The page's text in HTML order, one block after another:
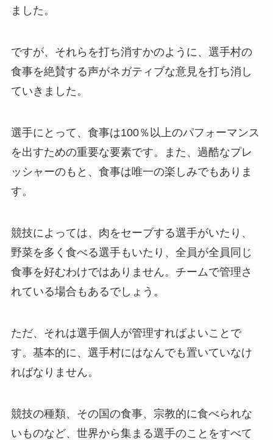
ました。
ですが、それらを打ち消すかのように、選手村の
食事を絶賛する声がネガティブな意見を打ち消し
ていきました。
選手にとって、食事は100％以上のパフォーマンス
を出すための重要な要素です。また、過酷なプレ
ッシャーのもと、食事は唯一の楽しみでもありま
す。
競技によっては、肉をセーブする選手がいたり、
野菜を多く食べる選手もいたり、全員が全員同じ
食事を好むわけではありません。チームで管理さ
れている場合もあるでしょう。
ただ、それは選手個人が管理すればよいことで
す。基本的に、選手村にはなんでも置いていなけ
ればなりません。
競技の種類、その国の食事、宗教的に食べられな
いものなど、世界から集まる選手のことをすべて